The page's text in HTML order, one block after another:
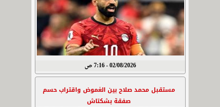
02/08/2026 - 7:16 ص
مستقبل محمد صلاح بين الغموض واقتراب حسم
صفقة بشكتاش